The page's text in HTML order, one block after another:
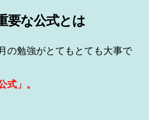
要な公式とは
の勉強がとてもとても大事で
式」。